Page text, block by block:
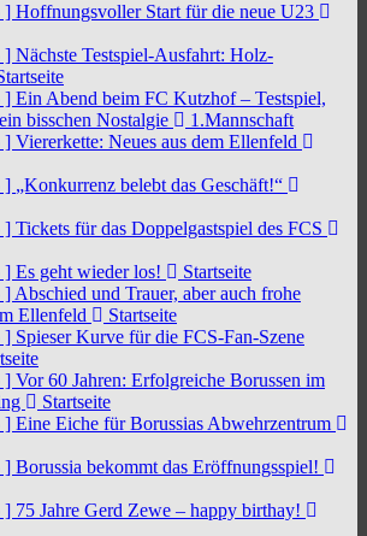
] Hoffnungsvoller Start für die neue U23
] Nächste Testspiel-Ausfahrt: Holz-
] Ein Abend beim FC Kutzhof – Testspiel,
bisschen Nostalgie
1.Mannschaft
] Viererkette: Neues aus dem Ellenfeld
] „Konkurrenz belebt das Geschäft!“
] Tickets für das Doppelgastspiel des FCS
] Es geht wieder los!
Startseite
] Abschied und Trauer, aber auch frohe
Ellenfeld
Startseite
] Spieser Kurve für die FCS-Fan-Szene
] Vor 60 Jahren: Erfolgreiche Borussen im
Startseite
] Eine Eiche für Borussias Abwehrzentrum
] Borussia bekommt das Eröffnungsspiel!
] 75 Jahre Gerd Zewe – happy birthay!